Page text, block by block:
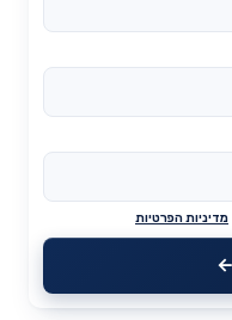
מדיניות הפרטיות